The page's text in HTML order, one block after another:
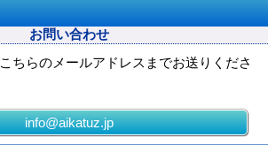
お問い合わせ
ちらのメールアドレスまでお送りくださ
info@aikatuz.jp